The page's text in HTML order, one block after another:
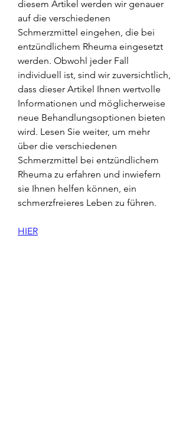
diesem Artikel werden wir genauer
auf die verschiedenen
Schmerzmittel eingehen, die bei
entzündlichem Rheuma eingesetzt
werden. Obwohl jeder Fall
individuell ist, sind wir zuversichtlich,
dass dieser Artikel Ihnen wertvolle
Informationen und möglicherweise
neue Behandlungsoptionen bieten
wird. Lesen Sie weiter, um mehr
über die verschiedenen
Schmerzmittel bei entzündlichem
Rheuma zu erfahren und inwiefern
sie Ihnen helfen können, ein
schmerzfreieres Leben zu führen.
HIER